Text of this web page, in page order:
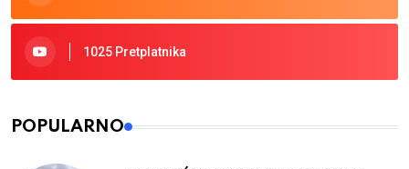
1025 Pretplatnika
POPULARNO